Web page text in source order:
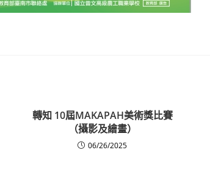
轉知 10屆MAKAPAH美術獎比賽
（攝影及繪畫）
06/26/2025